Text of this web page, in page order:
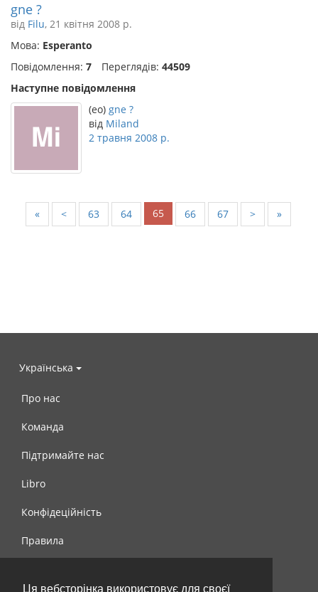
Ця вебсторінка використовує для своєї
gne ?
від Filu, 21 квітня 2008 р.
Мова: Esperanto
Повідомлення: 7 Переглядів: 44509
Наступне повідомлення
(eo) gne ?
від Miland
2 травня 2008 р.
« < 63 64 65 66 67 > »
Українська
Про нас
Команда
Підтримайте нас
Libro
Конфідеційність
Правила